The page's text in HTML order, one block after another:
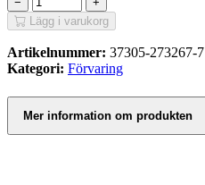
Lägg i varukorg
Artikelnummer: 37305-273267-7
Kategori: Förvaring
Mer information om produkten